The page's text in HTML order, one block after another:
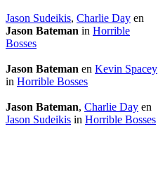
Jason Sudeikis, Charlie Day en
Jason Bateman in Horrible
Bosses
Jason Bateman en Kevin Spacey
in Horrible Bosses
Jason Bateman, Charlie Day en
Jason Sudeikis in Horrible Bosses